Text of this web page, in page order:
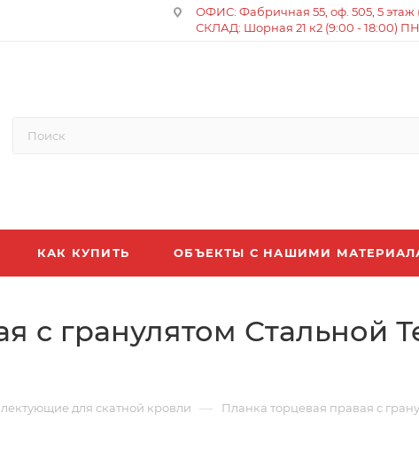
ОФИС: Фабричная 55, оф. 505, 5 этаж
СКЛАД: Шорная 21 к2 (9:00 - 18:00)
КАК КУПИТЬ ОБЪЕКТЫ С НАШИМИ
с гранулятом Стальной
для скатной кровли — Планка торцевая правая с